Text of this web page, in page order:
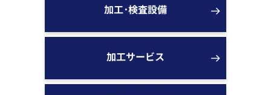
加工･検査設備
加工サービス